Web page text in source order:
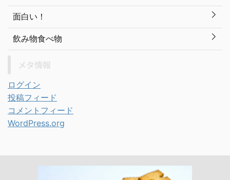
面白い！
飲み物食べ物
ログイン
投稿フィード
コメントフィード
WordPress.org